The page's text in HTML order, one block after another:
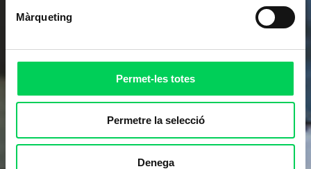
Màrqueting
Permet-les totes
Permetre la selecció
Denega